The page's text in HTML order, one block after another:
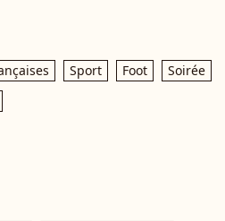
Sport Foot
Soirée